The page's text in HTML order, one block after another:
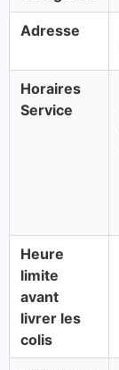
Adresse
Horaires
Service
Heure
limite
avant
livrer les
colis